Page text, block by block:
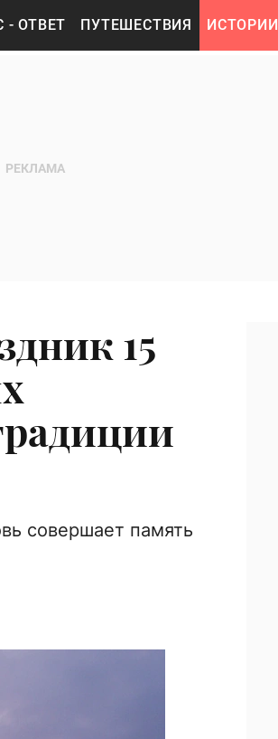
- ОТВЕТ ПУТЕШЕСТВИЯ ИСТОРИИ
15
совершает память